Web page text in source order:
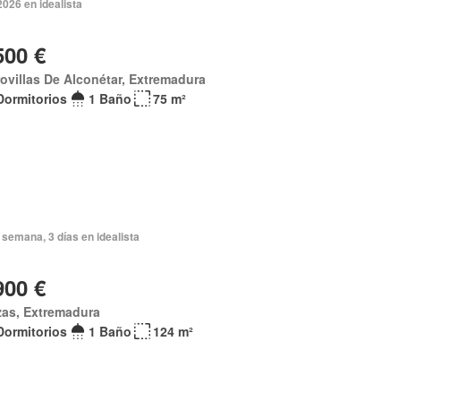
en idealista
€
De Alconétar, Extremadura
1 Baño 75 m²
3 días en idealista
€
Extremadura
1 Baño 124 m²